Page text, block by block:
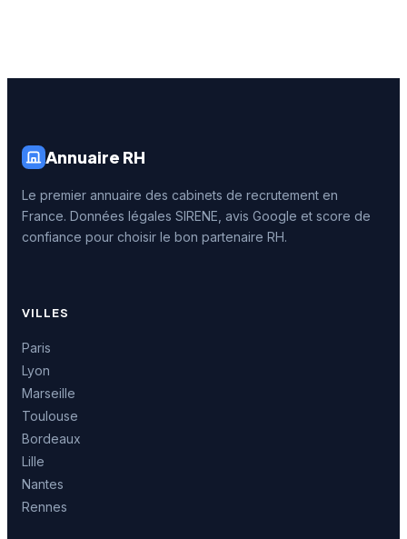
Annuaire RH
Le premier annuaire des cabinets de recrutement en
France. Données légales SIRENE, avis Google et score de
confiance pour choisir le bon partenaire RH.
VILLES
Paris
Lyon
Marseille
Toulouse
Bordeaux
Lille
Nantes
Rennes